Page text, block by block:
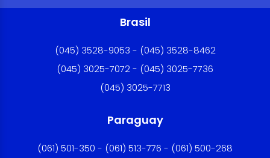
Brasil
(045) 3528-9053 - (045) 3528-8462
(045) 3025-7072 - (045) 3025-7736
(045) 3025-7713
Paraguay
(061) 501-350 - (061) 513-776 - (061) 500-268